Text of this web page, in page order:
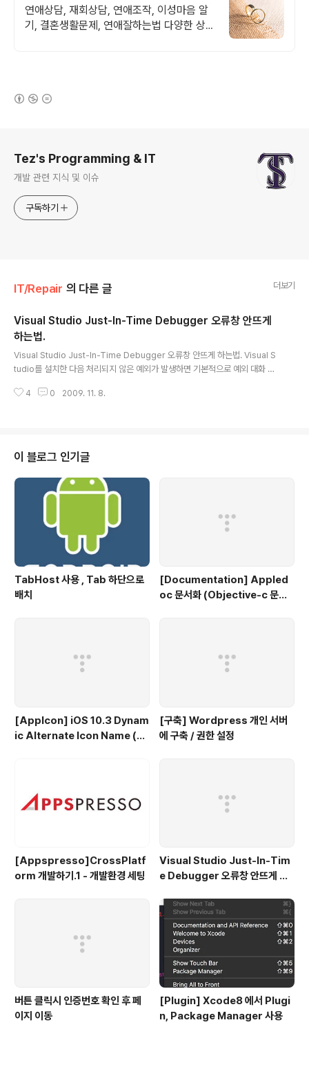
험이 가장 많은 업체
연애상담, 재회상담, 연애조작, 이성마음 알
기, 결혼생활문제, 연애잘하는법 다양한 상황
Tez's Programming & IT
개발 관련 지식 및 이슈
구독하기
IT/Repair 의 다른 글 더보기
Visual Studio Just-In-Time Debugger 오류창 안뜨게
하는법.
Visual Studio Just-In-Time Debugger 오류창 안뜨게 하는법. Visual S
tudio를 설치한 다음 처리되지 않은 예외가 발생하면 기본적으로 예외 대화 상
나 예외를 무시하도록 지정해야 합니다. 처리되지 않은 예외가 발생해도 대화
HKEY_LOCAL_MACHINE\SOFTWARE\Microsoft\.NETFramework
\DbgManagedDeb..
4 0 2009. 11. 8.
이 블로그 인기글
TabHost 사용 , Tab 하단으로
배치
[Documentation] Appled
oc 문서화 (Objective-c 문서
[AppIcon] iOS 10.3 Dynam
ic Alternate Icon Name (동
[구축] Wordpress 개인 서버
에 구축 / 권한 설정
[Appspresso]CrossPlatf
orm 개발하기.1 - 개발환경 세팅
Visual Studio Just-In-Tim
e Debugger 오류창 안뜨게 하
버튼 클릭시 인증번호 확인 후 페
이지 이동
[Plugin] Xcode8 에서 Plugi
n, Package Manager 사용